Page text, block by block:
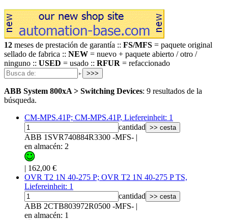
12 meses de prestación de garantía :: FS/MFS = paquete original
sellado de fabrica :: NEW = nuevo + paquete abierto / otro /
ninguno :: USED = usado :: RFUR = refaccionado
>>>
ABB System 800xA > Switching Devices: 9 resultados de la
búsqueda.
CM-MPS.41P; CM-MPS.41P, Liefereinheit: 1
cantidad >> cesta
ABB 1SVR740884R3300 -MFS- |
en almacén: 2
| 162,00 €
OVR T2 1N 40-275 P; OVR T2 1N 40-275 P TS,
Liefereinheit: 1
cantidad >> cesta
ABB 2CTB803972R0500 -MFS- |
en almacén: 1